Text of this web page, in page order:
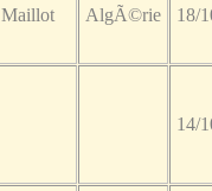
Maillot AlgÃ©rie 18/
14/